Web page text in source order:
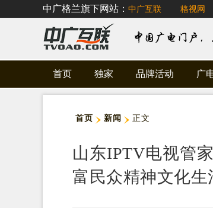
中广格兰旗下网站： 中广互联 格视网
首页 独家 品牌活动 广
首页 新闻 正文
山东IPTV电视管
富民众精神文化生